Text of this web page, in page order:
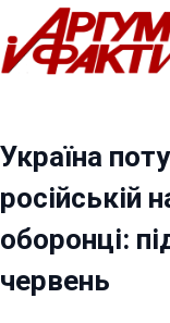
Перейти
до
вмісту
Україна
російській
оборонці:
червень